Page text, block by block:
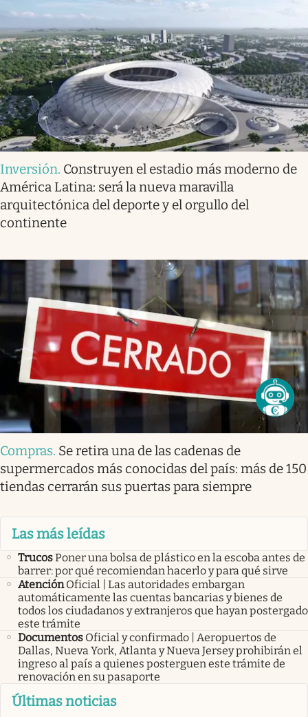
Inversión. Construyen el estadio más moderno de
América Latina: será la nueva maravilla
arquitectónica del deporte y el orgullo del
continente
Compras. Se retira una de las cadenas de
supermercados más conocidas del país: más de 150
tiendas cerrarán sus puertas para siempre
Las más leídas
TrucosPoner una bolsa de plástico en la escoba antes de
barrer: por qué recomiendan hacerlo y para qué sirve
Atención Oficial | Las autoridades embargan
automáticamente las cuentas bancarias y bienes de
todos los ciudadanos y extranjeros que hayan postergado
este trámite
Documentos Oficial y confirmado | Aeropuertos de
Dallas, Nueva York, Atlanta y Nueva Jersey prohibirán el
ingreso al país a quienes posterguen este trámite de
renovación en su pasaporte
Últimas noticias